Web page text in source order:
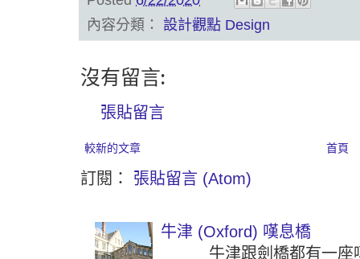
內容分類： 設計觀點 Design
沒有留言:
張貼留言
較新的文章 首頁
訂閱： 張貼留言 (Atom)
牛津 (Oxford) 嘆息橋
牛津跟劍橋都有一座嘆